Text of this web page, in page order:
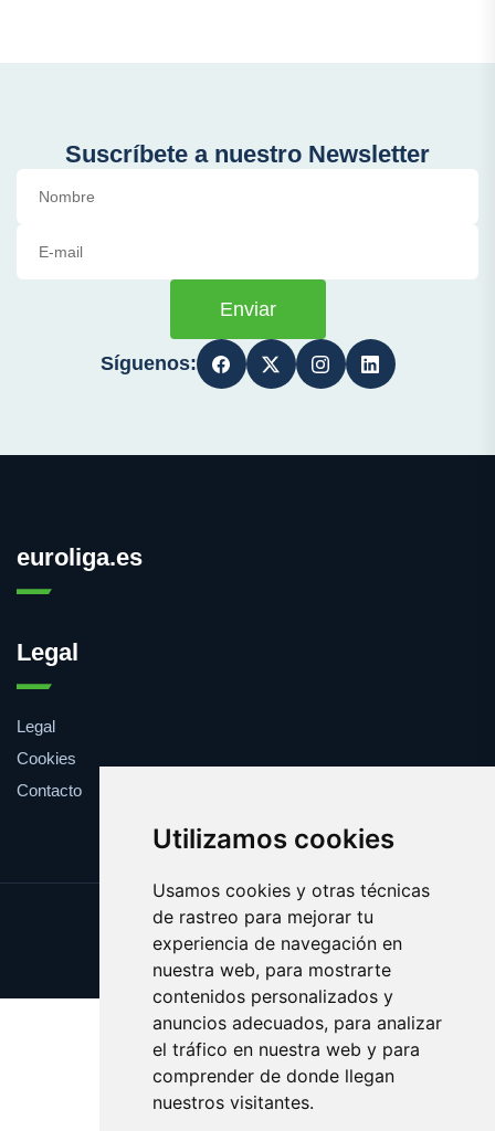
Utilizamos cookies
Usamos cookies y otras técnicas
de rastreo para mejorar tu
experiencia de navegación en
nuestra web, para mostrarte
contenidos personalizados y
anuncios adecuados, para analizar
el tráfico en nuestra web y para
comprender de donde llegan
nuestros visitantes.
Suscríbete a nuestro Newsletter
Enviar
Síguenos:
euroliga.es
Legal
Legal
Cookies
Contacto
Update cookies preferences
Copyright © 2025 euroliga.es